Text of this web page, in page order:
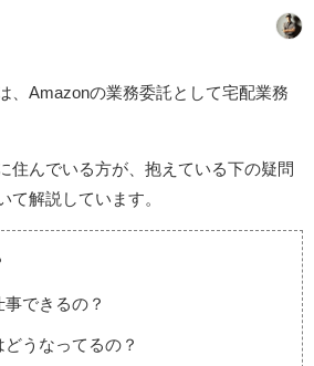
、Amazonの業務委託として宅配業務
住んでいる方が、抱えている下の疑問
て解説しています。
できるの？
うなってるの？